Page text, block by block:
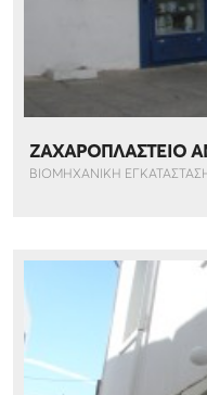
ΖΑΧΑΡΟΠΛΑΣΤΕΙΟ
ΒΙΟΜΗΧΑΝΙΚΗ